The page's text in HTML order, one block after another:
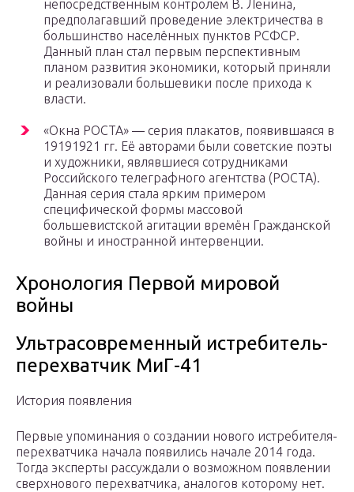
непосредственным контролем В. Ленина,
предполагавший проведение электричества в
большинство населённых пунктов РСФСР.
Данный план стал первым перспективным
планом развития экономики, который приняли
и реализовали большевики после прихода к
власти.
«Окна РОСТА» — серия плакатов, появившаяся в
19191921 гг. Её авторами были советские поэты
и художники, являвшиеся сотрудниками
Российского телеграфного агентства (РОСТА).
Данная серия стала ярким примером
специфической формы массовой
большевистской агитации времён Гражданской
войны и иностранной интервенции.
Хронология Первой мировой
войны
Ультрасовременный истребитель-
перехватчик МиГ-41
История появления
Первые упоминания о создании нового истребителя-
перехватчика начала появились начале 2014 года.
Тогда эксперты рассуждали о возможном появлении
сверхнового перехватчика, аналогов которому нет.